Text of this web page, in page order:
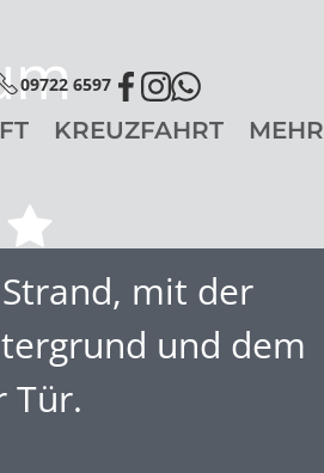
09722 6597
KREUZFAHRT
MEHR
mit der
und dem
Tür.